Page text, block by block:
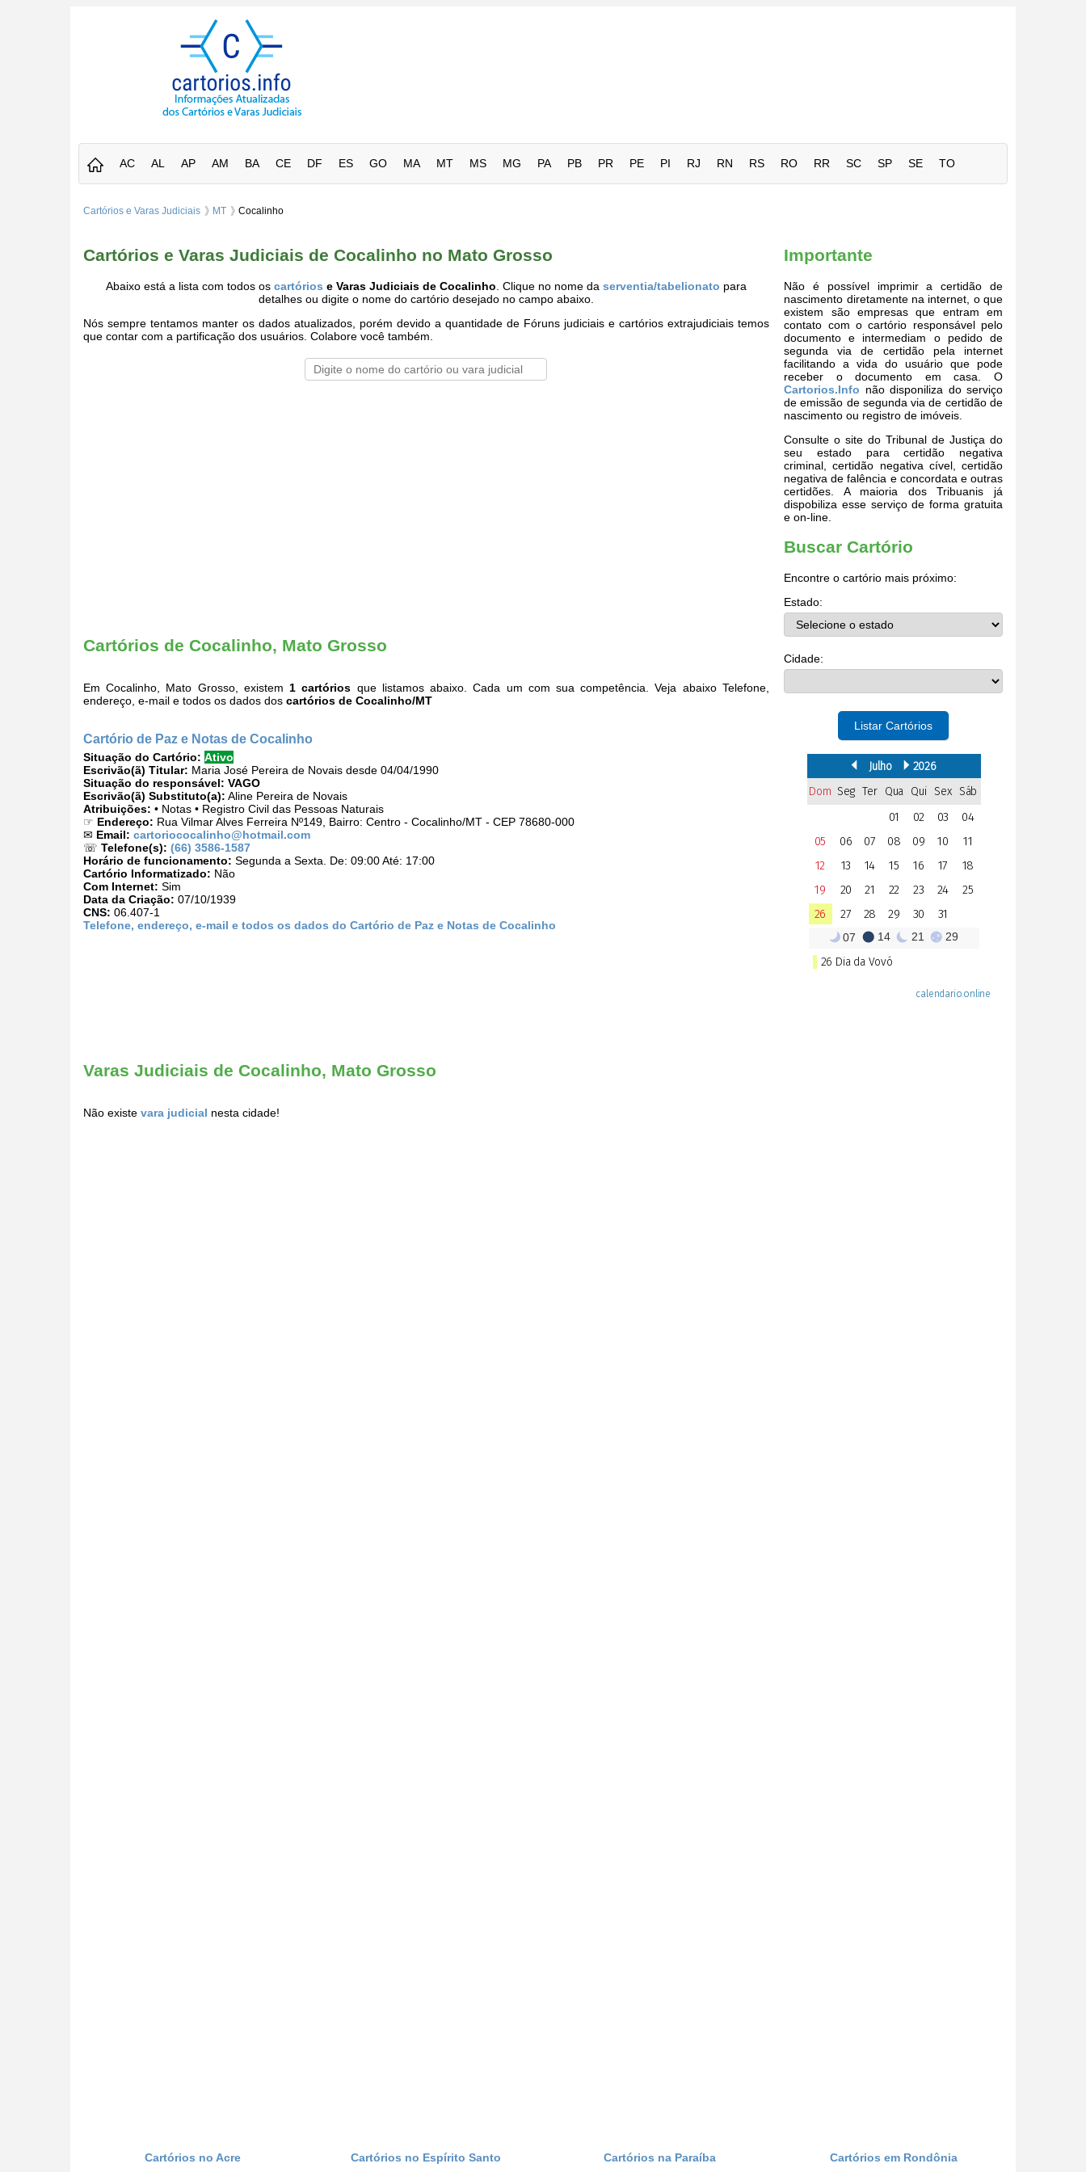
AC AL AP AM BA CE DF ES GO MA MT MS MG PA PB PR PE PI RJ RN RS RO RR SC SP SE TO
Cartórios e Varas Judiciais MT Cocalinho
Cartórios e Varas Judiciais de Cocalinho no Mato Grosso
Abaixo está a lista com todos os cartórios e Varas Judiciais de Cocalinho . Clique no nome da serventia/tabelionato para
detalhes ou digite o nome do cartório desejado no campo abaixo.
Nós sempre tentamos manter os dados atualizados, porém devido a quantidade de Fóruns judiciais e cartórios extrajudiciais temos
que contar com a partificação dos usuários. Colabore você também.
Cartórios de Cocalinho, Mato Grosso
Em Cocalinho, Mato Grosso, existem 1 cartórios que listamos abaixo. Cada um com sua competência. Veja abaixo Telefone,
endereço, e-mail e todos os dados dos cartórios de Cocalinho/MT
Cartório de Paz e Notas de Cocalinho
Situação do Cartório: Ativo
Escrivão(ã) Titular: Maria José Pereira de Novais desde 04/04/1990
Situação do responsável: VAGO
Escrivão(ã) Substituto(a): Aline Pereira de Novais
Atribuições: • Notas • Registro Civil das Pessoas Naturais
☞ Endereço: Rua Vilmar Alves Ferreira Nº149, Bairro: Centro - Cocalinho/MT - CEP 78680-000
✉ Email: cartoriococalinho@hotmail.com
☏ Telefone(s): (66) 3586-1587
Horário de funcionamento: Segunda a Sexta. De: 09:00 Até: 17:00
Cartório Informatizado: Não
Com Internet: Sim
Data da Criação: 07/10/1939
CNS: 06.407-1
Telefone, endereço, e-mail e todos os dados do Cartório de Paz e Notas de Cocalinho
Varas Judiciais de Cocalinho, Mato Grosso
Não existe vara judicial nesta cidade!
Importante
Não é possível imprimir a certidão de
nascimento diretamente na internet, o que
existem são empresas que entram em
contato com o cartório responsável pelo
documento e intermediam o pedido de
segunda via de certidão pela internet
facilitando a vida do usuário que pode
receber o documento em casa. O
Cartorios.Info não disponiliza do serviço
de emissão de segunda via de certidão de
nascimento ou registro de imóveis.
Consulte o site do Tribunal de Justiça do
seu estado para certidão negativa
criminal, certidão negativa cível, certidão
negativa de falência e concordata e outras
certidões. A maioria dos Tribuanis já
dispobiliza esse serviço de forma gratuita
e on-line.
Buscar Cartório
Encontre o cartório mais próximo:
Estado:
Cidade:
Listar Cartórios
Cartórios no Acre Cartórios no Espírito Santo Cartórios na Paraíba Cartórios em Rondônia